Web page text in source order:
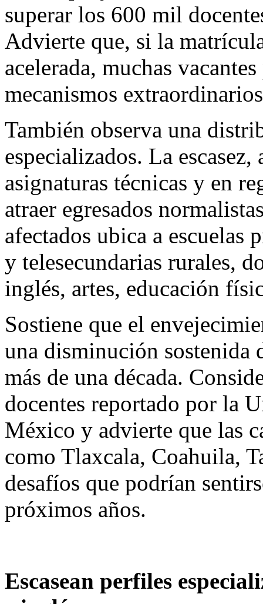
superar los 600 mil
Advierte que, si la
acelerada, muchas
mecanismos
También observa una
especializados. La
asignaturas técnicas y en
atraer egresados
afectados ubica a escuelas
y telesecundarias rurales,
inglés, artes, educación
Sostiene que el
una disminución sostenida
más de una década.
docentes reportado por la
México y advierte que las
como Tlaxcala, Coahuila,
desafíos que podrían
próximos años.
Escasean perfiles